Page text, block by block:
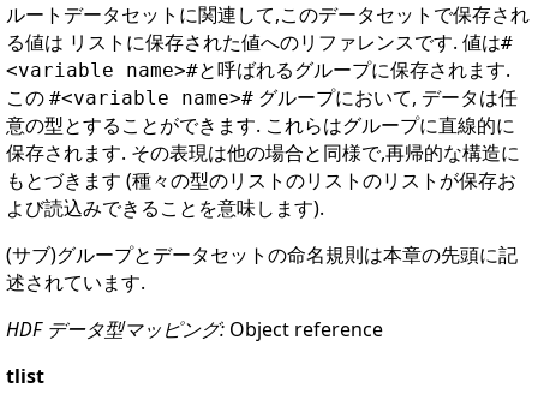
ルートデータセットに関連して,このデータセットで保存され
る値は リストに保存された値へのリファレンスです. 値は#
<variable name>#と呼ばれるグループに保存されます.
この #<variable name># グループにおいて, データは任
意の型とすることができます. これらはグループに直線的に
保存されます. その表現は他の場合と同様で,再帰的な構造に
もとづきます (種々の型のリストのリストのリストが保存お
よび読込みできることを意味します).
(サブ)グループとデータセットの命名規則は本章の先頭に記
述されています.
HDF データ型マッピング: Object reference
tlist